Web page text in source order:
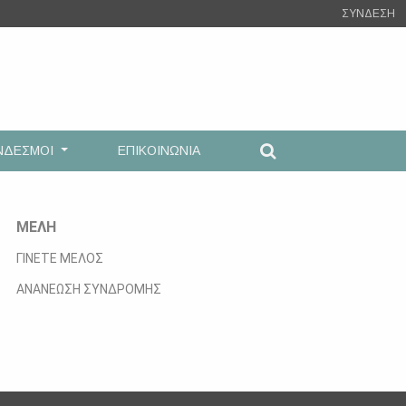
ΣΥΝΔΕΣΗ
ΕΠΙΚΟΙΝΩΝΙΑ
ΜΕΛΗ
ΓΙΝΕΤΕ ΜΕΛΟΣ
ΑΝΑΝΕΩΣΗ ΣΥΝΔΡΟΜΗΣ